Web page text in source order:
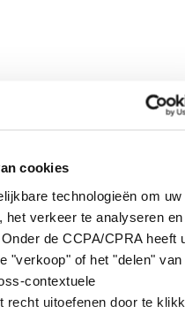
cookies
technologieën om uw
het verkeer te analyseren en
de CCPA/CPRA heeft
"verkoop" of het "delen" van
contextuele
recht uitoefenen door te
club
en